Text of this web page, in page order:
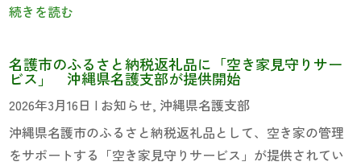
続きを読む
名護市のふるさと納税返礼品に「空き家見守りサー
ビス」 沖縄県名護支部が提供開始
2026年3月16日 | お知らせ, 沖縄県名護支部
沖縄県名護市のふるさと納税返礼品として、空き家の管理
をサポートする「空き家見守りサービス」が提供されてい